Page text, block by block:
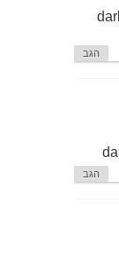
הגב
הגב